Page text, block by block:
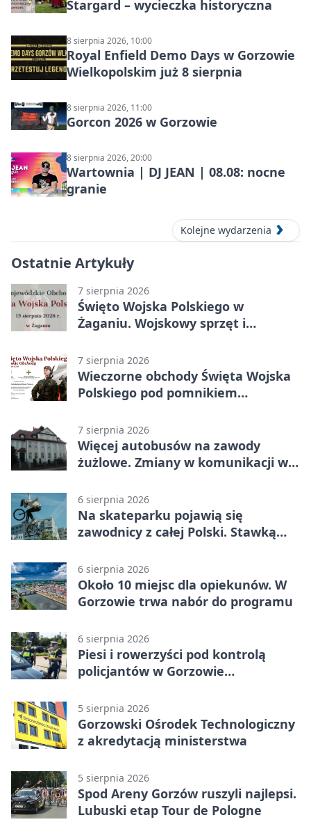
Stargard – wycieczka historyczna
8 sierpnia 2026, 10:00
Royal Enfield Demo Days w Gorzowie
Wielkopolskim już 8 sierpnia
8 sierpnia 2026, 11:00
Gorcon 2026 w Gorzowie
8 sierpnia 2026, 20:00
Wartownia | DJ JEAN | 08.08: nocne
granie
Kolejne wydarzenia
Ostatnie Artykuły
7 sierpnia 2026
Święto Wojska Polskiego w
Żaganiu. Wojskowy sprzęt i
7 sierpnia 2026
Wieczorne obchody Święta Wojska
Polskiego pod pomnikiem
7 sierpnia 2026
Więcej autobusów na zawody
żużlowe. Zmiany w komunikacji w
6 sierpnia 2026
Na skateparku pojawią się
zawodnicy z całej Polski. Stawką
6 sierpnia 2026
Około 10 miejsc dla opiekunów. W
Gorzowie trwa nabór do programu
6 sierpnia 2026
Piesi i rowerzyści pod kontrolą
policjantów w Gorzowie
5 sierpnia 2026
Gorzowski Ośrodek Technologiczny
z akredytacją ministerstwa
5 sierpnia 2026
Spod Areny Gorzów ruszyli najlepsi.
Lubuski etap Tour de Pologne